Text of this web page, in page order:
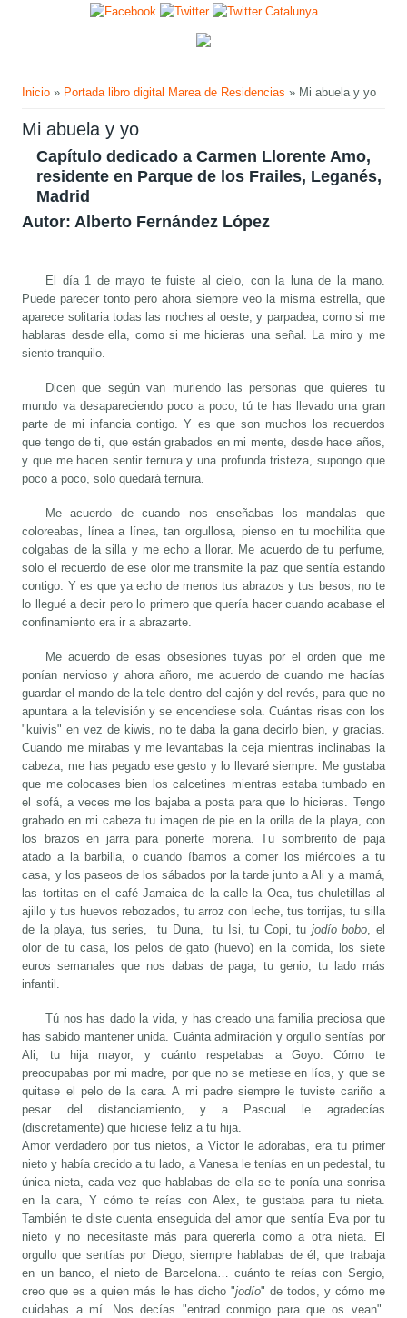
Pasar al contenido principal
Inicio » Portada libro digital Marea de Residencias » Mi abuela y yo
Mi abuela y yo
Capítulo dedicado a Carmen Llorente Amo,
residente en Parque de los Frailes, Leganés,
Madrid
Autor: Alberto Fernández López
El día 1 de mayo te fuiste al cielo, con la luna de la mano.
Puede parecer tonto pero ahora siempre veo la misma estrella, que
aparece solitaria todas las noches al oeste, y parpadea, como si me
hablaras desde ella, como si me hicieras una señal. La miro y me
siento tranquilo.
Dicen que según van muriendo las personas que quieres tu
mundo va desapareciendo poco a poco, tú te has llevado una gran
parte de mi infancia contigo. Y es que son muchos los recuerdos
que tengo de ti, que están grabados en mi mente, desde hace años,
y que me hacen sentir ternura y una profunda tristeza, supongo que
poco a poco, solo quedará ternura.
Me acuerdo de cuando nos enseñabas los mandalas que
coloreabas, línea a línea, tan orgullosa, pienso en tu mochilita que
colgabas de la silla y me echo a llorar. Me acuerdo de tu perfume,
solo el recuerdo de ese olor me transmite la paz que sentía estando
contigo. Y es que ya echo de menos tus abrazos y tus besos, no te
lo llegué a decir pero lo primero que quería hacer cuando acabase el
confinamiento era ir a abrazarte.
Me acuerdo de esas obsesiones tuyas por el orden que me
ponían nervioso y ahora añoro, me acuerdo de cuando me hacías
guardar el mando de la tele dentro del cajón y del revés, para que no
apuntara a la televisión y se encendiese sola. Cuántas risas con los
"kuivis" en vez de kiwis, no te daba la gana decirlo bien, y gracias.
Cuando me mirabas y me levantabas la ceja mientras inclinabas la
cabeza, me has pegado ese gesto y lo llevaré siempre. Me gustaba
que me colocases bien los calcetines mientras estaba tumbado en
el sofá, a veces me los bajaba a posta para que lo hicieras. Tengo
grabado en mi cabeza tu imagen de pie en la orilla de la playa, con
los brazos en jarra para ponerte morena. Tu sombrerito de paja
atado a la barbilla, o cuando íbamos a comer los miércoles a tu
casa, y los paseos de los sábados por la tarde junto a Ali y a mamá,
las tortitas en el café Jamaica de la calle la Oca, tus chuletillas al
ajillo y tus huevos rebozados, tu arroz con leche, tus torrijas, tu silla
de la playa, tus series, tu Duna, tu Isi, tu Copi, tu jodío bobo , el
olor de tu casa, los pelos de gato (huevo) en la comida, los siete
euros semanales que nos dabas de paga, tu genio, tu lado más
infantil.
Tú nos has dado la vida, y has creado una familia preciosa que
has sabido mantener unida. Cuánta admiración y orgullo sentías por
Ali, tu hija mayor, y cuánto respetabas a Goyo. Cómo te
preocupabas por mi madre, por que no se metiese en líos, y que se
quitase el pelo de la cara. A mi padre siempre le tuviste cariño a
pesar del distanciamiento, y a Pascual le agradecías
(discretamente) que hiciese feliz a tu hija.
Amor verdadero por tus nietos, a Victor le adorabas, era tu primer
nieto y había crecido a tu lado, a Vanesa le tenías en un pedestal, tu
única nieta, cada vez que hablabas de ella se te ponía una sonrisa
en la cara, Y cómo te reías con Alex, te gustaba para tu nieta.
También te diste cuenta enseguida del amor que sentía Eva por tu
nieto y no necesitaste más para quererla como a otra nieta. El
orgullo que sentías por Diego, siempre hablabas de él, que trabaja
en un banco, el nieto de Barcelona… cuánto te reías con Sergio,
creo que es a quien más le has dicho "jodío" de todos, y cómo me
cuidabas a mí. Nos decías "entrad conmigo para que os vean".